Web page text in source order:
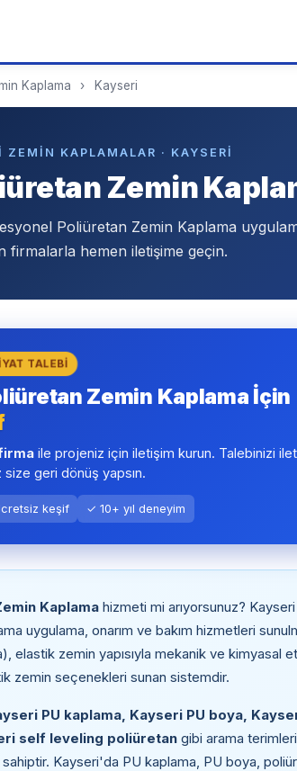
Kaplama › Kayseri
KAPLAMALAR · KAYSERI
Zemin
Poliüretan Zemin Kaplama
firmalarla hemen iletişime geçin.
TALEBI
Zemin Kaplama İçin
ile projeniz için iletişim kurun. Talebinizi
size geri dönüş yapsın.
keşif ✓ 10+ yıl deneyim
Kaplama hizmeti mi arıyorsunuz?
uygulama, onarım ve bakım hizmetleri
elastik zemin yapısıyla mekanik ve kimyasal
zemin seçenekleri sunan sistemdir.
PU kaplama, Kayseri PU boya,
self leveling poliüretan gibi arama
Kayseri'da PU kaplama, PU boya,